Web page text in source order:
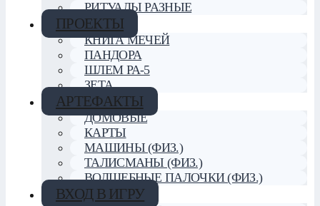
РИТУАЛЫ РАЗНЫЕ
ПРОЕКТЫ
КНИГА МЕЧЕЙ
ПАНДОРА
ШЛЕМ РА-5
ЗЕТА
АРТЕФАКТЫ
ДОМОВЫЕ
КАРТЫ
МАШИНЫ (ФИЗ.)
ТАЛИСМАНЫ (ФИЗ.)
ВОЛШЕБНЫЕ ПАЛОЧКИ (ФИЗ.)
ВХОД В ИГРУ